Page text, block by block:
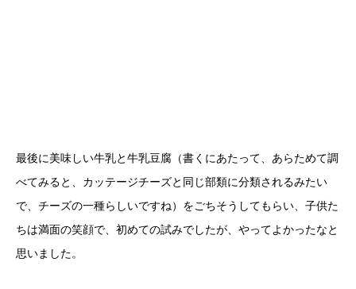
最後に美味しい牛乳と牛乳豆腐（書くにあたって、あらためて調
べてみると、カッテージチーズと同じ部類に分類されるみたい
で、チーズの一種らしいですね）をごちそうしてもらい、子供た
ちは満面の笑顔で、初めての試みでしたが、やってよかったなと
思いました。